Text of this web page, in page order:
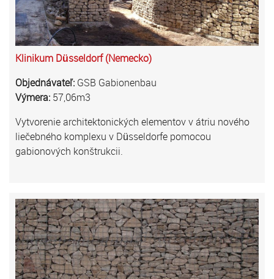
Klinikum Düsseldorf (Nemecko)
Objednávateľ: GSB Gabionenbau
Výmera: 57,06m3
Vytvorenie architektonických elementov v átriu nového
liečebného komplexu v Düsseldorfe pomocou
gabionových konštrukcii.